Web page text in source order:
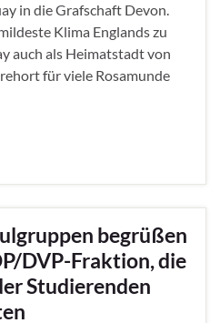
in die Grafschaft Devon.
Klima Englands zu
auch als Heimatstadt von
für viele Rosamunde
begrüßen
DVP-Fraktion, die
Studierenden